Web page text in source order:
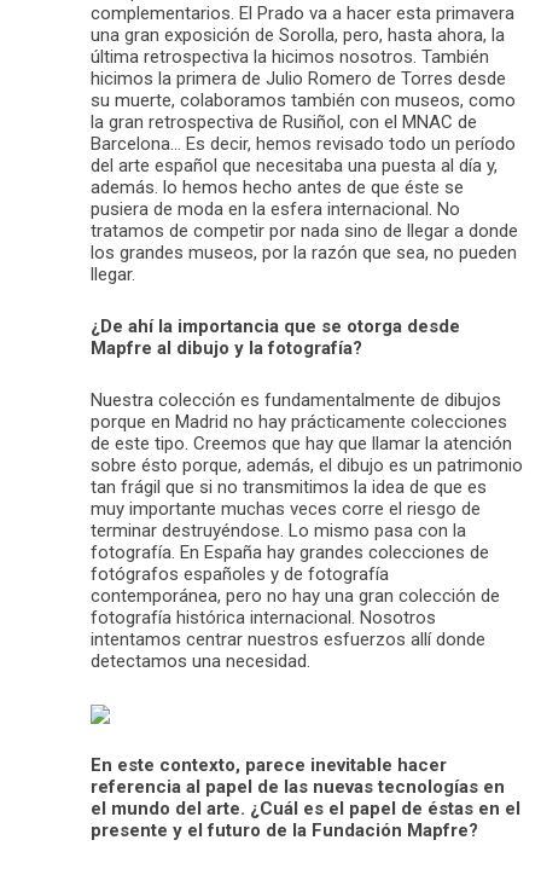
complementarios. El Prado va a hacer esta primavera
una gran exposición de Sorolla, pero, hasta ahora, la
última retrospectiva la hicimos nosotros. También
hicimos la primera de Julio Romero de Torres desde
su muerte, colaboramos también con museos, como
la gran retrospectiva de Rusiñol, con el MNAC de
Barcelona… Es decir, hemos revisado todo un período
del arte español que necesitaba una puesta al día y,
además. lo hemos hecho antes de que éste se
pusiera de moda en la esfera internacional. No
tratamos de competir por nada sino de llegar a donde
los grandes museos, por la razón que sea, no pueden
llegar.
¿De ahí la importancia que se otorga desde
Mapfre al dibujo y la fotografía?
Nuestra colección es fundamentalmente de dibujos
porque en Madrid no hay prácticamente colecciones
de este tipo. Creemos que hay que llamar la atención
sobre ésto porque, además, el dibujo es un patrimonio
tan frágil que si no transmitimos la idea de que es
muy importante muchas veces corre el riesgo de
terminar destruyéndose. Lo mismo pasa con la
fotografía. En España hay grandes colecciones de
fotógrafos españoles y de fotografía
contemporánea, pero no hay una gran colección de
fotografía histórica internacional. Nosotros
intentamos centrar nuestros esfuerzos allí donde
detectamos una necesidad.
En este contexto, parece inevitable hacer
referencia al papel de las nuevas tecnologías en
el mundo del arte. ¿Cuál es el papel de éstas en el
presente y el futuro de la Fundación Mapfre?